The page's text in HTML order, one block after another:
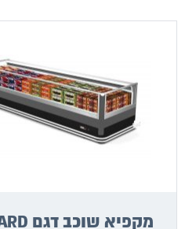
מקפיא שוכב דגם LEOPARD